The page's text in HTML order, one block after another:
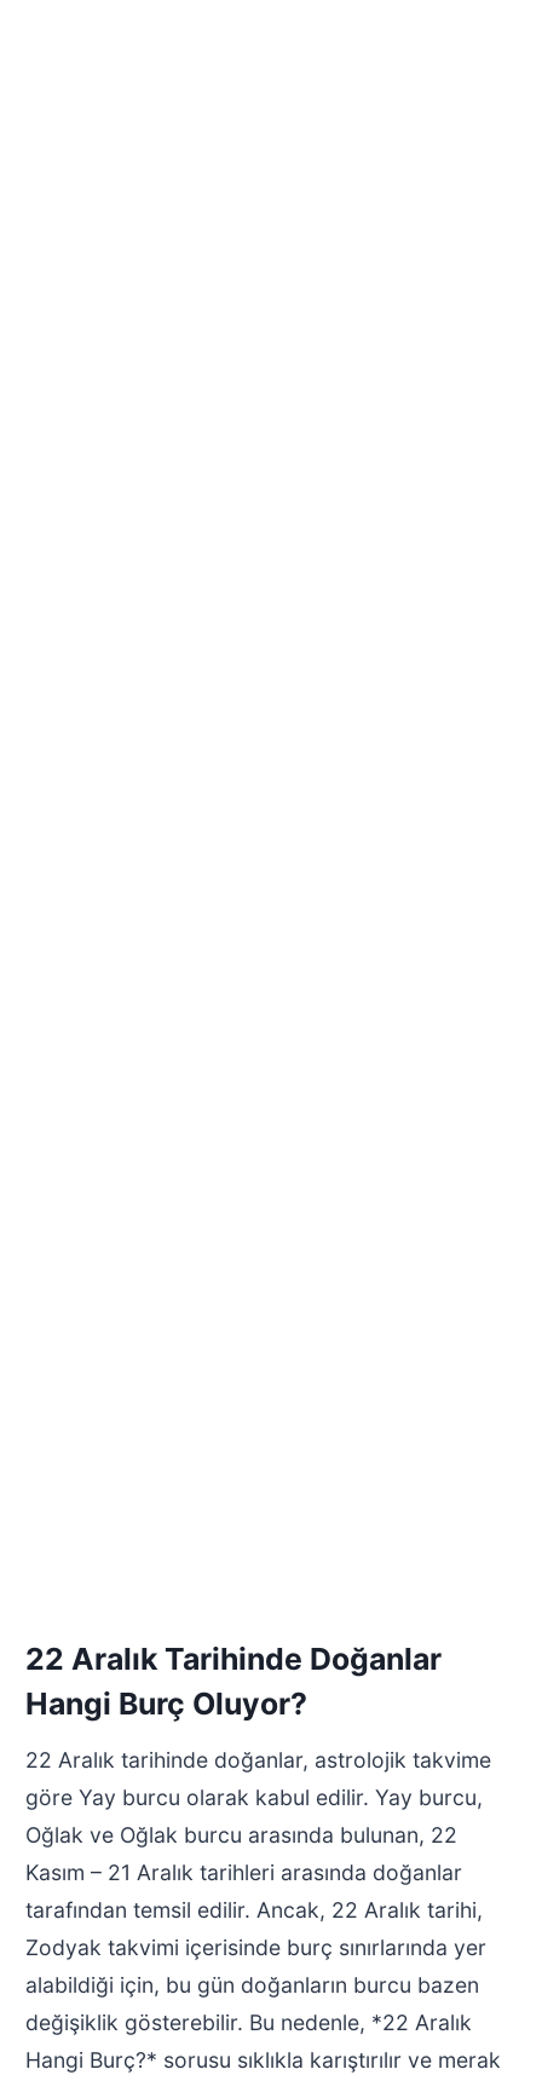
22 Aralık Tarihinde Doğanlar
Hangi Burç Oluyor?
22 Aralık tarihinde doğanlar, astrolojik takvime
göre Yay burcu olarak kabul edilir. Yay burcu,
Oğlak ve Oğlak burcu arasında bulunan, 22
Kasım – 21 Aralık tarihleri arasında doğanlar
tarafından temsil edilir. Ancak, 22 Aralık tarihi,
Zodyak takvimi içerisinde burç sınırlarında yer
alabildiği için, bu gün doğanların burcu bazen
değişiklik gösterebilir. Bu nedenle, *22 Aralık
Hangi Burç?* sorusu sıklıkla karıştırılır ve merak